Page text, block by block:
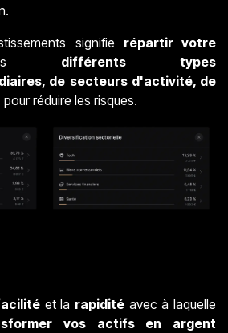
signifie répartir votre
différents types
de secteurs d'activité, de
pour réduire les risques.
et la rapiditéavec à laquelle
vos actifs en argent